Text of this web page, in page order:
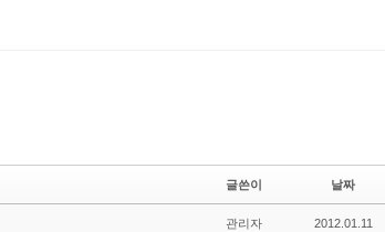
글쓴이 날짜
관리자 2012.01.11